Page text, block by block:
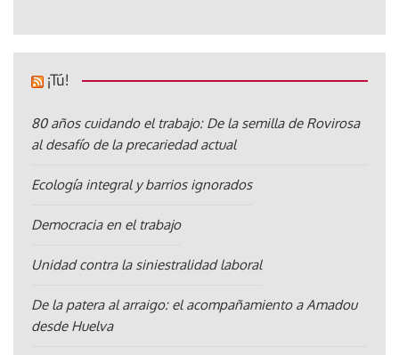
¡Tú!
80 años cuidando el trabajo: De la semilla de Rovirosa
al desafío de la precariedad actual
Ecología integral y barrios ignorados
Democracia en el trabajo
Unidad contra la siniestralidad laboral
De la patera al arraigo: el acompañamiento a Amadou
desde Huelva